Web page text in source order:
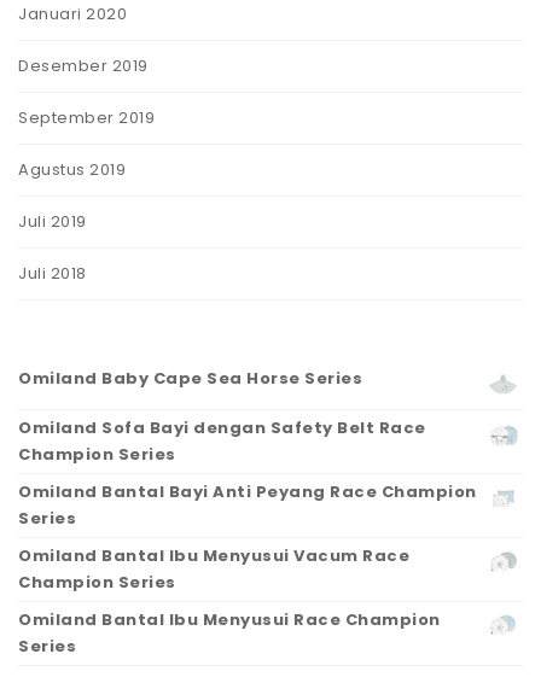
Januari 2020
Desember 2019
September 2019
Agustus 2019
Juli 2019
Juli 2018
Omiland Baby Cape Sea Horse Series
Omiland Sofa Bayi dengan Safety Belt Race
Champion Series
Omiland Bantal Bayi Anti Peyang Race Champion
Series
Omiland Bantal Ibu Menyusui Vacum Race
Champion Series
Omiland Bantal Ibu Menyusui Race Champion
Series